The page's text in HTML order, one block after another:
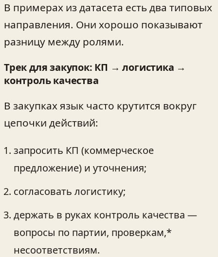
В примерах из датасета есть два типовых
направления. Они хорошо показывают
разницу между ролями.
Трек для закупок: КП → логистика →
контроль качества
В закупках язык часто крутится вокруг
цепочки действий:
запросить КП (коммерческое
предложение) и уточнения;
согласовать логистику;
держать в руках контроль качества —
вопросы по партии, проверкам,*
несоответствиям.